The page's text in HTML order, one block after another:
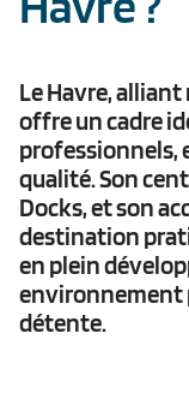
Le Havre,
offre un cadre
professionnels,
qualité. Son
Docks, et son
destination
en plein
environnement
détente.